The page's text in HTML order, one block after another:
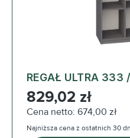
REGAŁ ULTRA
Cena regularna:
829,02 zł
Cena netto: 674,00 zł
Najniższa cena z ostatnich 30